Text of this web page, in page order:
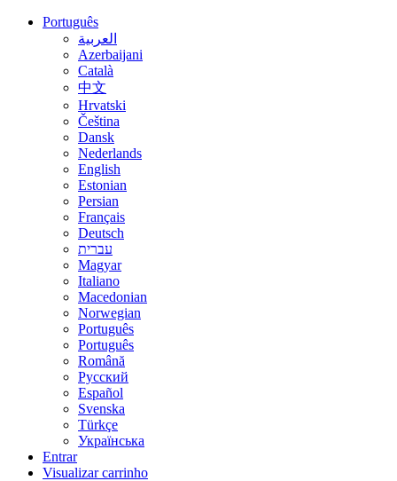
Português
العربية
Azerbaijani
Català
中文
Hrvatski
Čeština
Dansk
Nederlands
English
Estonian
Persian
Français
Deutsch
עברית
Magyar
Italiano
Macedonian
Norwegian
Português
Português
Română
Русский
Español
Svenska
Türkçe
Українська
Entrar
Visualizar carrinho